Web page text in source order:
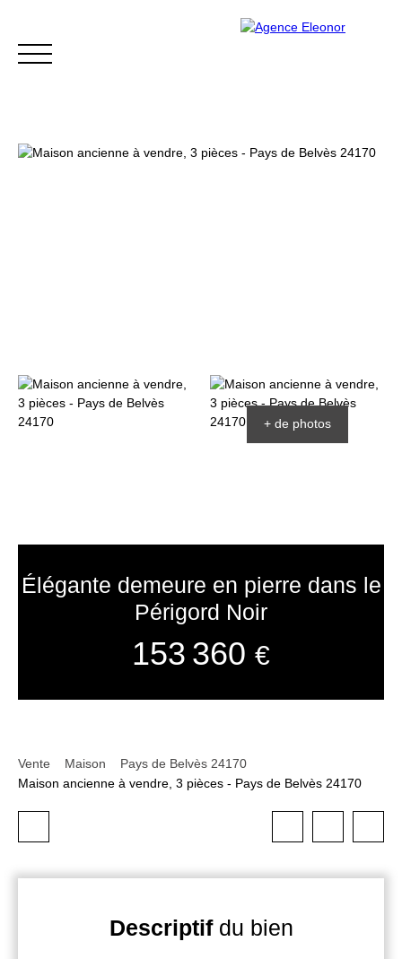
+ de photos
Élégante demeure en pierre dans le
Périgord Noir
153 360 €
Vente Maison
Pays de Belvès 24170
Maison ancienne à vendre, 3 pièces - Pays de Belvès 24170
Descriptifdu bien